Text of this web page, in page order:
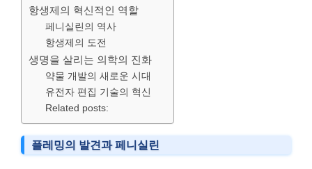
항생제의 혁신적인 역할
페니실린의 역사
항생제의 도전
생명을 살리는 의학의 진화
약물 개발의 새로운 시대
유전자 편집 기술의 혁신
Related posts:
플레밍의 발견과 페니실린